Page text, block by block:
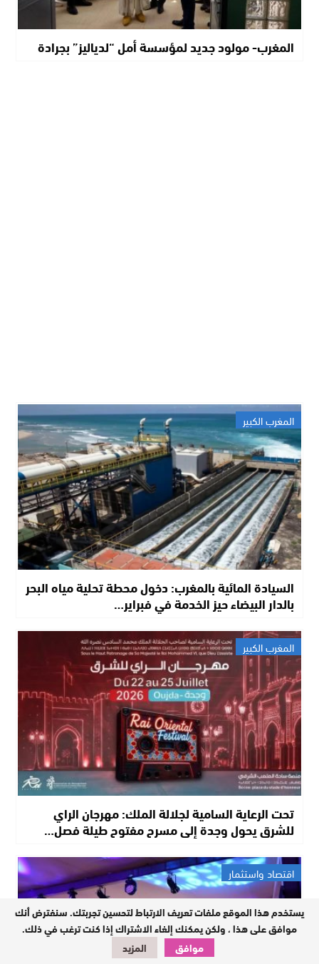
المغرب- مولود جديد لمؤسسة أمل “لدياليز” بجرادة
المغرب الكبير
السيادة المائية بالمغرب: دخول محطة تحلية مياه البحر
بالدار البيضاء حيز الخدمة في فبراير…
المغرب الكبير
تحت الرعاية السامية لجلالة الملك: مهرجان الراي
للشرق يحول وجدة إلى مسرح مفتوح طيلة فصل…
اقتصاد واستثمار
يستخدم هذا الموقع ملفات تعريف الارتباط لتحسين تجربتك. سنفترض أنك
موافق على هذا ، ولكن يمكنك إلغاء الاشتراك إذا كنت ترغب في ذلك.
موافق
المزيد